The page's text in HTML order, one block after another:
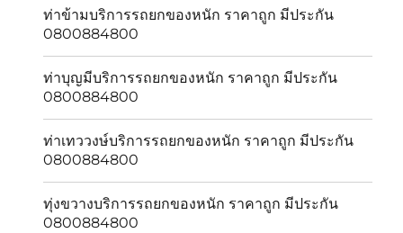
ท่าข้ามบริการรถยกของหนัก ราคาถูก มีประกัน
0800884800
ท่าบุญมีบริการรถยกของหนัก ราคาถูก มีประกัน
0800884800
ท่าเทววงษ์บริการรถยกของหนัก ราคาถูก มีประกัน
0800884800
ทุ่งขวางบริการรถยกของหนัก ราคาถูก มีประกัน
0800884800